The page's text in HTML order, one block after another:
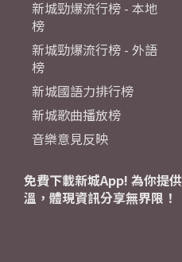
新城勁爆流行榜 - 本地
榜
新城勁爆流行榜 - 外語
榜
新城國語力排行榜
新城歌曲播放榜
音樂意見反映
免費下載新城App! 為你提
溫，體現資訊分享無界限！